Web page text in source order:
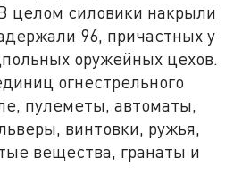
целом силовики накрыли
96, причастных у
оружейных цехов.
огнестрельного
пулеметы, автоматы,
винтовки, ружья,
вещества, гранаты и